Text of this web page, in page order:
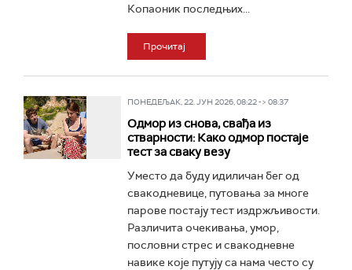
Копаоник последњих...
Прочитај
ПОНЕДЕЉАК, 22. ЈУН 2026, 08:22 -> 08:37
Одмор из снова, свађа из
стварности: Како одмор постаје
тест за сваку везу
Уместо да буду идиличан бег од
свакодневице, путовања за многе
парове постају тест издржљивости.
Различита очекивања, умор,
пословни стрес и свакодневне
навике које путују са нама често су